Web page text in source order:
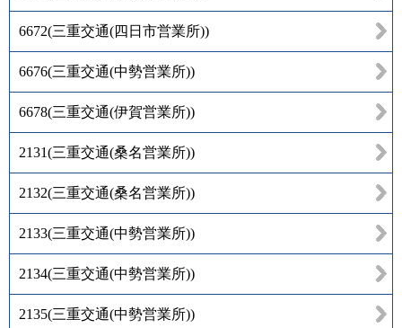
6672(三重交通(四日市営業所))
6676(三重交通(中勢営業所))
6678(三重交通(伊賀営業所))
2131(三重交通(桑名営業所))
2132(三重交通(桑名営業所))
2133(三重交通(中勢営業所))
2134(三重交通(中勢営業所))
2135(三重交通(中勢営業所))